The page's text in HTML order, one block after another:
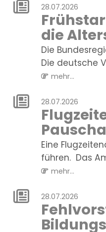
28.07.2026
die
Die
Die deutsche
mehr...
28.07.2026
Eine
führen. Das
mehr...
28.07.2026
News
04.08.2026